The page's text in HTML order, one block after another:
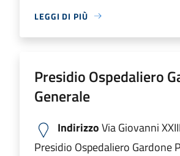
LEGGI DI PIÙ
Presidio Ospedaliero
Generale
IndirizzoVia Giovanni
Presidio Ospedaliero Gardone